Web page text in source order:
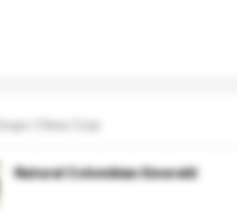
Grupo China Corp
Natural Colombian Emerald